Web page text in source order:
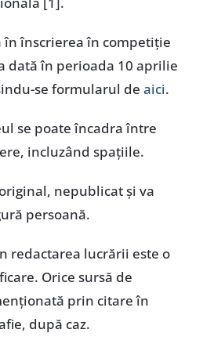
în înscrierea în competiție
dată în perioada 10 aprilie
se formularul de aici.
se poate încadra între
incluzând spațiile.
nepublicat și va
persoană.
redactarea lucrării este o
Orice sursă de
prin citare în
după caz.